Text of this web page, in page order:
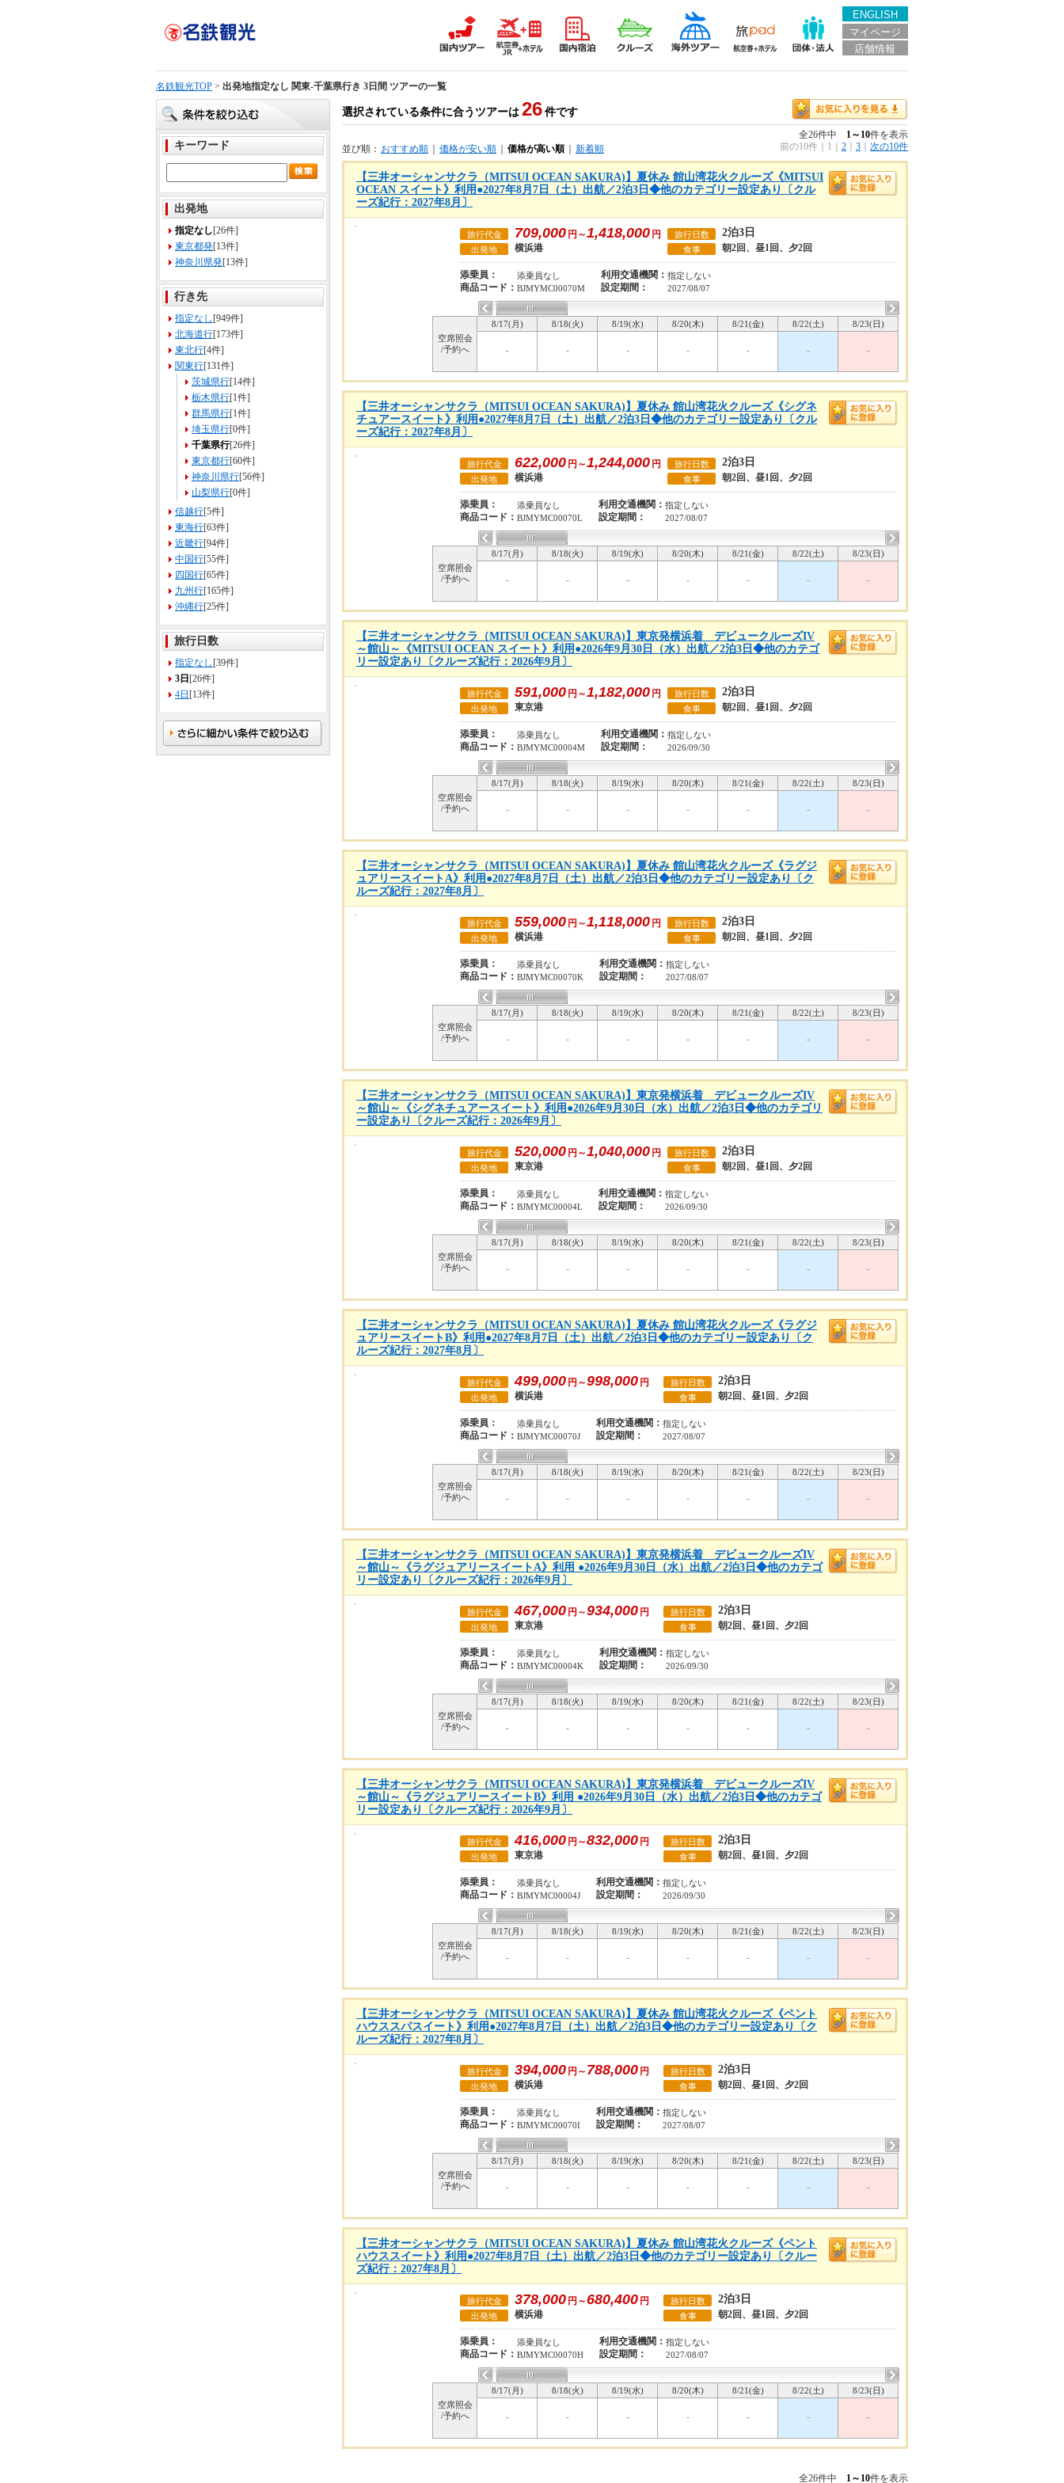
ENGLISH
マイページ
店舗情報
名鉄観光TOP > 出発地指定なし 関東-千葉県行き 3日間 ツアーの一覧
キーワード
出発地
指定なし[26件]
東京都発[13件]
神奈川県発[13件]
行き先
指定なし [949件]
北海道行[173件]
東北行[4件]
関東行[131件]
茨城県行[14件]
栃木県行[1件]
群馬県行[1件]
埼玉県行[0件]
千葉県行[26件]
東京都行[60件]
神奈川県行[56件]
山梨県行[0件]
信越行[5件]
東海行[63件]
近畿行[94件]
中国行[55件]
四国行[65件]
九州行[165件]
沖縄行[25件]
旅行日数
指定なし [39件]
3日 [26件]
4日 [13件]
選択されている条件に合うツアーは 26 件です
並び順： おすすめ順 価格が安い順 価格が高い順 新着順
全26件中 1～10件を表示
前の10件
1 2 3 次の10件
【三井オーシャンサクラ（MITSUI OCEAN SAKURA)】夏休み 館山湾花火クルーズ《MITSUI
OCEAN スイート》利用●2027年8月7日（土）出航／2泊3日◆他のカテゴリー設定あり〔クル
ーズ紀行：2027年8月〕
旅行代金 709,000 円～1,418,000 円 旅行日数 2泊3日
出発地 横浜港 食事 朝2回、昼1回、夕2回
添乗員： 添乗員なし 利用交通機関： 指定しない
商品コード： BJMYMC00070M 設定期間： 2027/08/07
空席照会
/予約へ
8/17(月) 8/18(火) 8/19(水) 8/20(木) 8/21(金) 8/22(土) 8/23(日)
- - - - - - -
【三井オーシャンサクラ（MITSUI OCEAN SAKURA)】夏休み 館山湾花火クルーズ《シグネ
チュアースイート》利用●2027年8月7日（土）出航／2泊3日◆他のカテゴリー設定あり〔クル
ーズ紀行：2027年8月〕
旅行代金 622,000 円～1,244,000 円 旅行日数 2泊3日
出発地 横浜港 食事 朝2回、昼1回、夕2回
添乗員： 添乗員なし 利用交通機関： 指定しない
商品コード： BJMYMC00070L 設定期間： 2027/08/07
空席照会
/予約へ
8/17(月) 8/18(火) 8/19(水) 8/20(木) 8/21(金) 8/22(土) 8/23(日)
- - - - - - -
【三井オーシャンサクラ（MITSUI OCEAN SAKURA)】東京発横浜着 デビュークルーズIV
～館山～《MITSUI OCEAN スイート》利用●2026年9月30日（水）出航／2泊3日◆他のカテゴ
リー設定あり〔クルーズ紀行：2026年9月〕
旅行代金 591,000 円～1,182,000 円 旅行日数 2泊3日
出発地 東京港 食事 朝2回、昼1回、夕2回
添乗員： 添乗員なし 利用交通機関： 指定しない
商品コード： BJMYMC00004M 設定期間： 2026/09/30
空席照会
/予約へ
8/17(月) 8/18(火) 8/19(水) 8/20(木) 8/21(金) 8/22(土) 8/23(日)
- - - - - - -
【三井オーシャンサクラ（MITSUI OCEAN SAKURA)】夏休み 館山湾花火クルーズ《ラグジ
ュアリースイートA》利用●2027年8月7日（土）出航／2泊3日◆他のカテゴリー設定あり〔ク
ルーズ紀行：2027年8月〕
旅行代金 559,000 円～1,118,000 円 旅行日数 2泊3日
出発地 横浜港 食事 朝2回、昼1回、夕2回
添乗員： 添乗員なし 利用交通機関： 指定しない
商品コード： BJMYMC00070K 設定期間： 2027/08/07
空席照会
/予約へ
8/17(月) 8/18(火) 8/19(水) 8/20(木) 8/21(金) 8/22(土) 8/23(日)
- - - - - - -
【三井オーシャンサクラ（MITSUI OCEAN SAKURA)】東京発横浜着 デビュークルーズIV
～館山～《シグネチュアースイート》利用●2026年9月30日（水）出航／2泊3日◆他のカテゴリ
ー設定あり〔クルーズ紀行：2026年9月〕
旅行代金 520,000 円～1,040,000 円 旅行日数 2泊3日
出発地 東京港 食事 朝2回、昼1回、夕2回
添乗員： 添乗員なし 利用交通機関： 指定しない
商品コード： BJMYMC00004L 設定期間： 2026/09/30
空席照会
/予約へ
8/17(月) 8/18(火) 8/19(水) 8/20(木) 8/21(金) 8/22(土) 8/23(日)
- - - - - - -
【三井オーシャンサクラ（MITSUI OCEAN SAKURA)】夏休み 館山湾花火クルーズ《ラグジ
ュアリースイートB》利用●2027年8月7日（土）出航／2泊3日◆他のカテゴリー設定あり〔ク
ルーズ紀行：2027年8月〕
旅行代金 499,000 円～998,000 円 旅行日数 2泊3日
出発地 横浜港 食事 朝2回、昼1回、夕2回
添乗員： 添乗員なし 利用交通機関： 指定しない
商品コード： BJMYMC00070J 設定期間： 2027/08/07
空席照会
/予約へ
8/17(月) 8/18(火) 8/19(水) 8/20(木) 8/21(金) 8/22(土) 8/23(日)
- - - - - - -
【三井オーシャンサクラ（MITSUI OCEAN SAKURA)】東京発横浜着 デビュークルーズIV
～館山～《ラグジュアリースイートA》利用 ●2026年9月30日（水）出航／2泊3日◆他のカテゴ
リー設定あり〔クルーズ紀行：2026年9月〕
旅行代金 467,000 円～934,000 円 旅行日数 2泊3日
出発地 東京港 食事 朝2回、昼1回、夕2回
添乗員： 添乗員なし 利用交通機関： 指定しない
商品コード： BJMYMC00004K 設定期間： 2026/09/30
空席照会
/予約へ
8/17(月) 8/18(火) 8/19(水) 8/20(木) 8/21(金) 8/22(土) 8/23(日)
- - - - - - -
【三井オーシャンサクラ（MITSUI OCEAN SAKURA)】東京発横浜着 デビュークルーズIV
～館山～《ラグジュアリースイートB》利用 ●2026年9月30日（水）出航／2泊3日◆他のカテゴ
リー設定あり〔クルーズ紀行：2026年9月〕
旅行代金 416,000 円～832,000 円 旅行日数 2泊3日
出発地 東京港 食事 朝2回、昼1回、夕2回
添乗員： 添乗員なし 利用交通機関： 指定しない
商品コード： BJMYMC00004J 設定期間： 2026/09/30
空席照会
/予約へ
8/17(月) 8/18(火) 8/19(水) 8/20(木) 8/21(金) 8/22(土) 8/23(日)
- - - - - - -
【三井オーシャンサクラ（MITSUI OCEAN SAKURA)】夏休み 館山湾花火クルーズ《ペント
ハウススパスイート》利用●2027年8月7日（土）出航／2泊3日◆他のカテゴリー設定あり〔ク
ルーズ紀行：2027年8月〕
旅行代金 394,000 円～ 788,000 円 旅行日数 2泊3日
出発地 横浜港 食事 朝2回、昼1回、夕2回
添乗員： 添乗員なし 利用交通機関： 指定しない
商品コード： BJMYMC00070I 設定期間： 2027/08/07
空席照会
/予約へ
8/17(月) 8/18(火) 8/19(水) 8/20(木) 8/21(金) 8/22(土) 8/23(日)
- - - - - - -
【三井オーシャンサクラ（MITSUI OCEAN SAKURA)】夏休み 館山湾花火クルーズ《ペント
ハウススイート》利用●2027年8月7日（土）出航／2泊3日◆他のカテゴリー設定あり〔クルー
ズ紀行：2027年8月〕
旅行代金 378,000 円～680,400 円 旅行日数 2泊3日
出発地 横浜港 食事 朝2回、昼1回、夕2回
添乗員： 添乗員なし 利用交通機関： 指定しない
商品コード： BJMYMC00070H 設定期間： 2027/08/07
空席照会
/予約へ
8/17(月) 8/18(火) 8/19(水) 8/20(木) 8/21(金) 8/22(土) 8/23(日)
- - - - - - -
全26件中 1～10件を表示